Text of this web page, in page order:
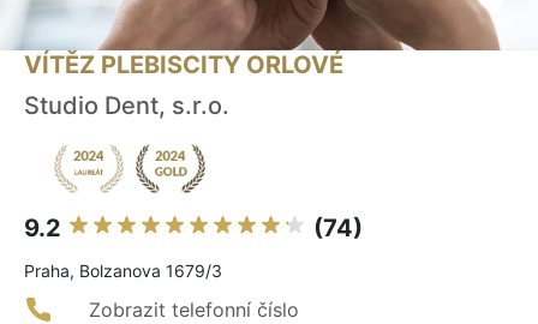
VÍTĚZ PLEBISCITY ORLOVÉ
Studio Dent, s.r.o.
9.2 (74)
Praha, Bolzanova 1679/3
Zobrazit telefonní číslo